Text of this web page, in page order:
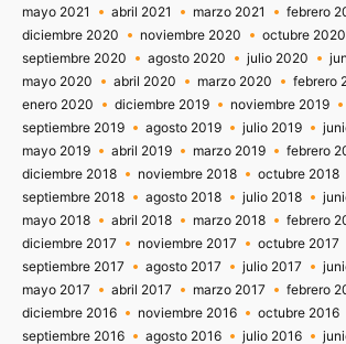
mayo 2021
abril 2021 marzo 2021 febrero
diciembre 2020
noviembre 2020
octubre 2020
septiembre 2020
agosto 2020 julio 2020
mayo 2020
abril 2020 marzo 2020
febrero
enero 2020
diciembre 2019 noviembre 2019
septiembre 2019
agosto 2019 julio 2019
mayo 2019
abril 2019 marzo 2019 febrero
diciembre 2018
noviembre 2018
octubre 2018
septiembre 2018
agosto 2018 julio 2018
mayo 2018
abril 2018 marzo 2018 febrero
diciembre 2017
noviembre 2017
octubre 2017
septiembre 2017
agosto 2017 julio 2017
mayo 2017
abril 2017 marzo 2017 febrero
diciembre 2016
noviembre 2016
octubre 2016
septiembre 2016
agosto 2016 julio 2016